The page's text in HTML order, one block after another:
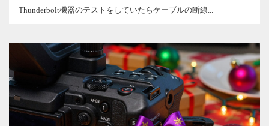
Thunderbolt機器のテストをしていたらケーブルの断線...